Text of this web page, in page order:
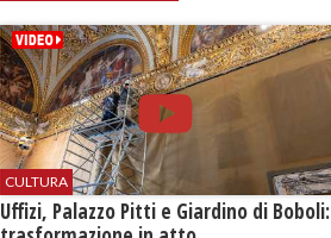
CULTURA
Uffizi, Palazzo Pitti e Giardino di Boboli: